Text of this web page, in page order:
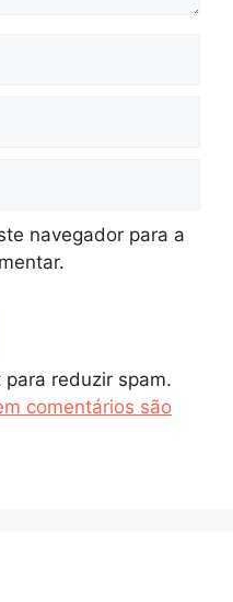
navegador para a
reduzir spam.
comentários são